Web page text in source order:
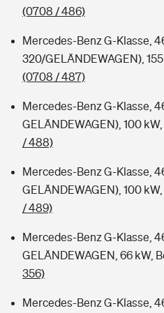
(0708 / 486)
Mercedes-Benz G-Klasse,
320/GELÄNDEWAGEN),
(0708 / 487)
Mercedes-Benz G-Klasse,
GELÄNDEWAGEN), 100
/ 488)
Mercedes-Benz G-Klasse,
GELÄNDEWAGEN), 100
/ 489)
Mercedes-Benz G-Klasse,
GELÄNDEWAGEN, 66 kW,
356)
Mercedes-Benz G-Klasse,